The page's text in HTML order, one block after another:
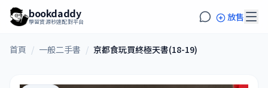
bookdaddy
學習資源秒速配對平台 放售
首頁 / 一般二手書 / 京都食玩買終極天書(18-19)